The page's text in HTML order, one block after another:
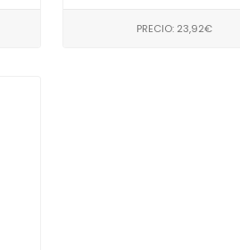
PRECIO: 23,92€